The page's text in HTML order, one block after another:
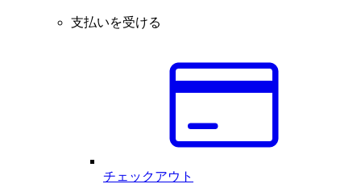
支払いを受ける
チェックアウト